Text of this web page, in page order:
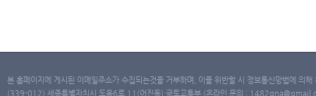
본 홈페이지에 게시된 이메일주소가 수집되는것을 거부하며, 이를 위반할 시 정보통신망법에 의
(339-012) 세종특별자치시 도움6로 11(어진동) 국토교통부 (온라인 문의 :